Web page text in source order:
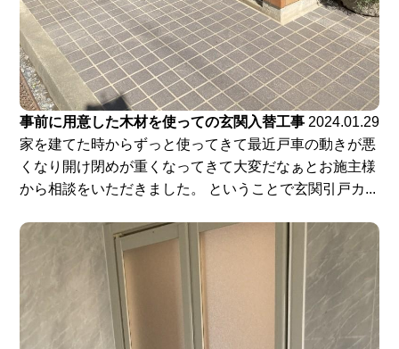
事前に用意した木材を使っての玄関入替工事 2024.01.29
家を建てた時からずっと使ってきて最近戸車の動きが悪
くなり開け閉めが重くなってきて大変だなぁとお施主様
から相談をいただきました。 ということで玄関引戸カ...